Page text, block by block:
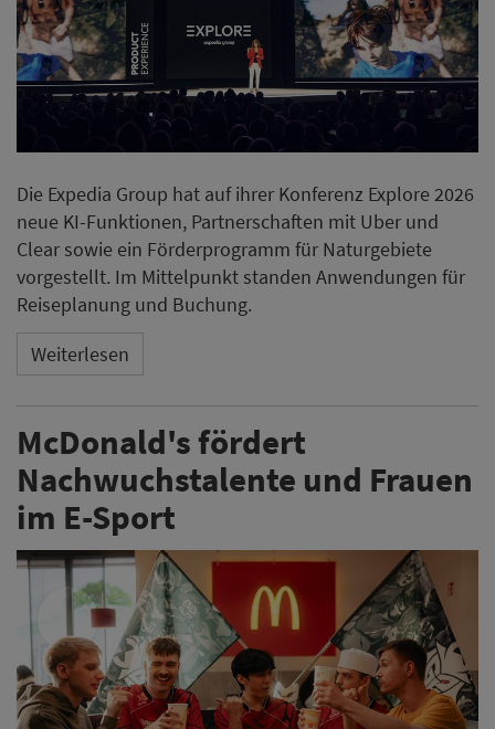
Die Expedia Group hat auf ihrer Konferenz Explore 2026
neue KI-Funktionen, Partnerschaften mit Uber und
Clear sowie ein Förderprogramm für Naturgebiete
vorgestellt. Im Mittelpunkt standen Anwendungen für
Reiseplanung und Buchung.
Weiterlesen
McDonald's fördert
Nachwuchstalente und Frauen
im E-Sport